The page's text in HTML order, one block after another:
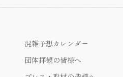
混雑予想カレンダー
団体拝観の皆様へ